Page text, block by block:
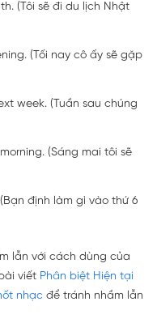
(Tôi sẽ đi du lịch Nhật
(Tối nay cô ấy sẽ gặp
week. (Tuần sau chúng
(Sáng mai tôi sẽ
định làm gì vào thứ 6
lẫn với cách dùng của
viết Phân biệt Hiện tại
nhạc để tránh nhầm lẫn